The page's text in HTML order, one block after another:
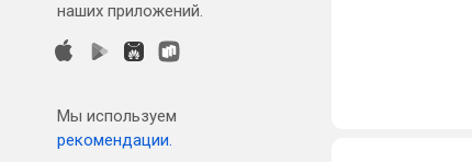
наших приложений.
Мы используем
рекомендации.